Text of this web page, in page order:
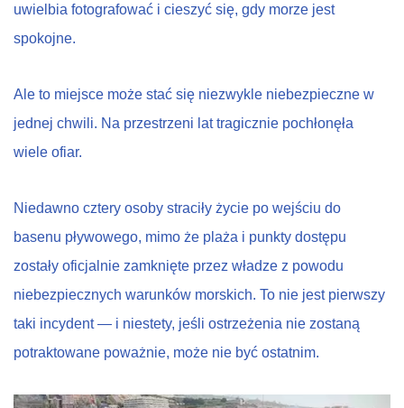
uwielbia fotografować i cieszyć się, gdy morze jest
spokojne.
Ale to miejsce może stać się niezwykle niebezpieczne w
jednej chwili. Na przestrzeni lat tragicznie pochłonęła
wiele ofiar.
Niedawno cztery osoby straciły życie po wejściu do
basenu pływowego, mimo że plaża i punkty dostępu
zostały oficjalnie zamknięte przez władze z powodu
niebezpiecznych warunków morskich. To nie jest pierwszy
taki incydent — i niestety, jeśli ostrzeżenia nie zostaną
potraktowane poważnie, może nie być ostatnim.